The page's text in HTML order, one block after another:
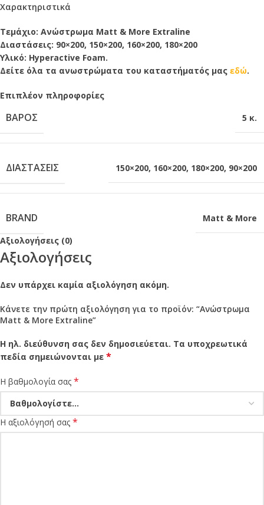
Χαρακτηριστικά
Τεμάχιο: Ανώστρωμα Matt & More Extraline
Διαστάσεις: 90×200, 150×200, 160×200, 180×200
Υλικό: Hyperactive Foam.
Δείτε όλα τα ανωστρώματα του καταστήματός μας εδώ.
Επιπλέον πληροφορίες
ΒΆΡΟΣ 5 κ.
ΔΙΑΣΤΆΣΕΙΣ 150×200, 160×200, 180×200, 90×200
BRAND
Matt & More
Αξιολογήσεις (0)
Αξιολογήσεις
Δεν υπάρχει καμία αξιολόγηση ακόμη.
Κάνετε την πρώτη αξιολόγηση για το προϊόν: “Ανώστρωμα
Matt & More Extraline”
Η ηλ. διεύθυνση σας δεν δημοσιεύεται. Τα υποχρεωτικά
πεδία σημειώνονται με *
Η βαθμολογία σας *
Η αξιολόγησή σας *